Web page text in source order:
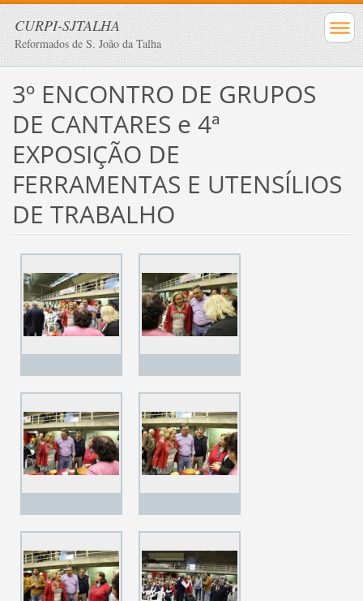
CURPI-SJTALHA
Reformados de S. João da Talha
3º ENCONTRO DE GRUPOS
DE CANTARES e 4ª
EXPOSIÇÃO DE
FERRAMENTAS E UTENSÍLIOS
DE TRABALHO